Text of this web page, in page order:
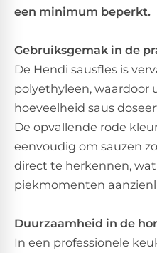
een minimum beperkt.
Gebruiksgemak in de
De Hendi sausfles is
polyethyleen, waardoor
hoeveelheid saus
De opvallende rode
eenvoudig om sauzen
direct te herkennen,
piekmomenten
Duurzaamheid in de
In een professionele